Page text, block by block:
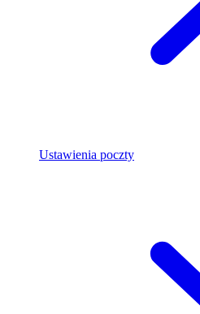
Ustawienia poczty